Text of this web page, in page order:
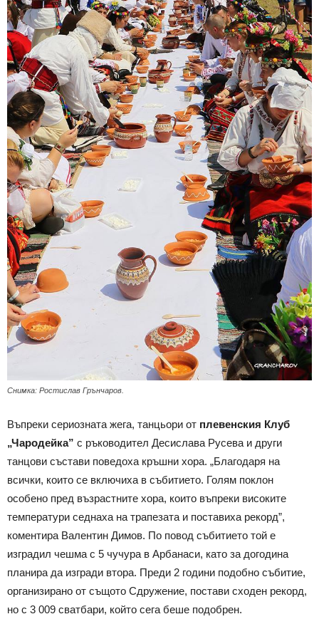
Снимка: Ростислав Грънчаров.
Въпреки сериозната жега, танцьори от плевенския Клуб
„Чародейка” с ръководител Десислава Русева и други
танцови състави поведоха кръшни хора. „Благодаря на
всички, които се включиха в събитието. Голям поклон
особено пред възрастните хора, които въпреки високите
температури седнаха на трапезата и поставиха рекорд”,
коментира Валентин Димов. По повод събитието той е
изградил чешма с 5 чучура в Арбанаси, като за догодина
планира да изгради втора. Преди 2 години подобно събитие,
организирано от същото Сдружение, постави сходен рекорд,
но с 3 009 сватбари, който сега беше подобрен.